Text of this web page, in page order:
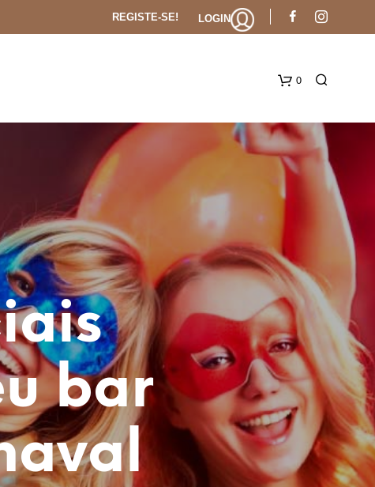
REGISTE-SE! LOGIN
0
bar